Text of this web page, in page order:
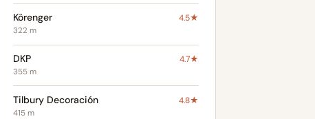
Körenger 4.5★
322 m
DKP 4.7★
355 m
Tilbury Decoración 4.8★
415 m